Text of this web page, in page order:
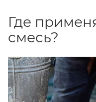
Где
смесь?